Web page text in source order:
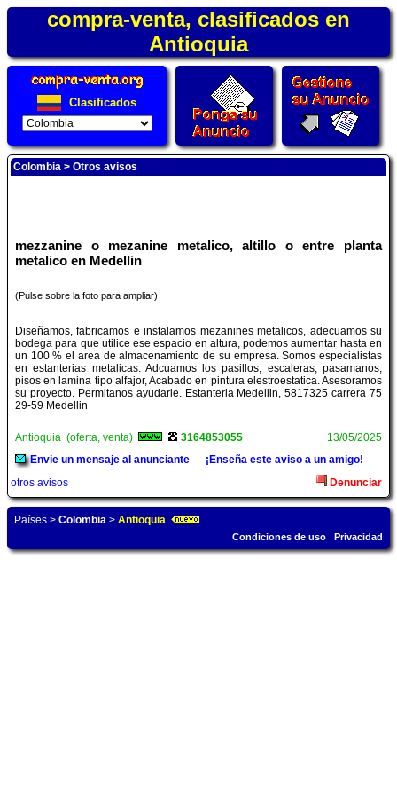
compra-venta, clasificados en
Antioquia
Clasificados
Colombia > Otros avisos
mezzanine o mezanine metalico, altillo o entre planta
metalico en Medellin
(Pulse sobre la foto para ampliar)
Diseñamos, fabricamos e instalamos mezanines metalicos, adecuamos su
bodega para que utilice ese espacio en altura, podemos aumentar hasta en
un 100 % el area de almacenamiento de su empresa. Somos especialistas
en estanterias metalicas. Adcuamos los pasillos, escaleras, pasamanos,
pisos en lamina tipo alfajor, Acabado en pintura elestroestatica. Asesoramos
su proyecto. Permitanos ayudarle. Estanteria Medellin, 5817325 carrera 75
29-59 Medellin
Antioquia (oferta, venta) 3164853055
13/05/2025
Envie un mensaje al anunciante
¡Enseña este aviso a un amigo!
otros avisos
Denunciar
Países > Colombia > Antioquia
Condiciones de uso Privacidad